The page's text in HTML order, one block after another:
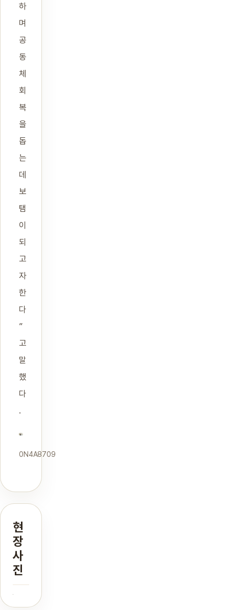
하
며
공
동
체
회
복
을
돕
는
데
보
탬
이
되
고
자
한
다
”
고
말
했
다
.
0N4A8709
현
장
사
진